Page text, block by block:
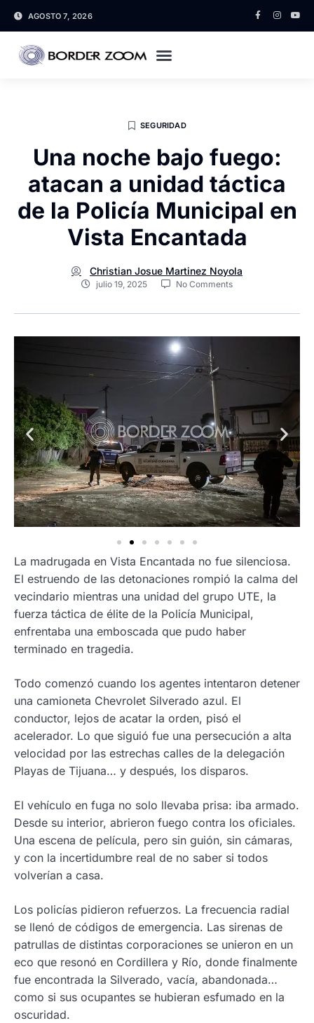
AGOSTO 7, 2026
SEGURIDAD
Una noche bajo fuego:
atacan a unidad táctica
de la Policía Municipal en
Vista Encantada
Christian Josue Martinez Noyola
julio 19, 2025 No Comments
La madrugada en Vista Encantada no fue silenciosa.
El estruendo de las detonaciones rompió la calma del
vecindario mientras una unidad del grupo UTE, la
fuerza táctica de élite de la Policía Municipal,
enfrentaba una emboscada que pudo haber
terminado en tragedia.
Todo comenzó cuando los agentes intentaron detener
una camioneta Chevrolet Silverado azul. El
conductor, lejos de acatar la orden, pisó el
acelerador. Lo que siguió fue una persecución a alta
velocidad por las estrechas calles de la delegación
Playas de Tijuana… y después, los disparos.
El vehículo en fuga no solo llevaba prisa: iba armado.
Desde su interior, abrieron fuego contra los oficiales.
Una escena de película, pero sin guión, sin cámaras,
y con la incertidumbre real de no saber si todos
volverían a casa.
Los policías pidieron refuerzos. La frecuencia radial
se llenó de códigos de emergencia. Las sirenas de
patrullas de distintas corporaciones se unieron en un
eco que resonó en Cordillera y Río, donde finalmente
fue encontrada la Silverado, vacía, abandonada…
como si sus ocupantes se hubieran esfumado en la
oscuridad.